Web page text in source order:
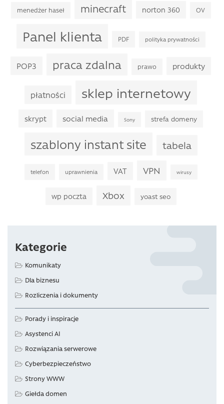
menedżer haseł minecraft norton 360 OV
Panel klienta PDF polityka prywatności
POP3 praca zdalna prawo produkty
płatności sklep internetowy
skrypt social media Sony strefa domeny
szablony instant site tabela
telefon uprawnienia VAT VPN wirusy
wp poczta Xbox yoast seo
Kategorie
Komunikaty
Dla biznesu
Rozliczenia i dokumenty
Porady i inspiracje
Asystenci AI
Rozwiązania serwerowe
Cyberbezpieczeństwo
Strony WWW
Giełda domen